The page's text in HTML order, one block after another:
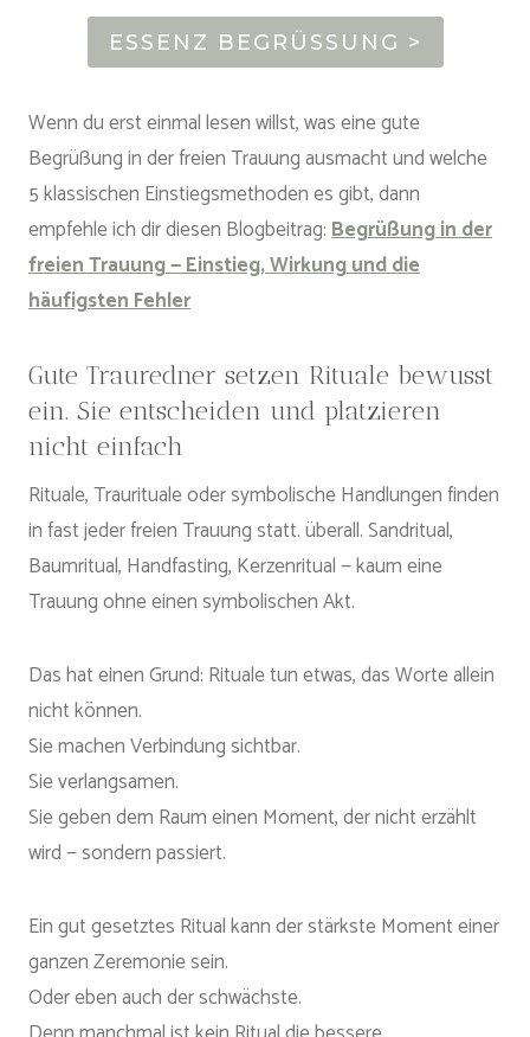
ESSENZ BEGRÜSSUNG >
Wenn du erst einmal lesen willst, was eine gute
Begrüßung in der freien Trauung ausmacht und welche
5 klassischen Einstiegsmethoden es gibt, dann
empfehle ich dir diesen Blogbeitrag:Begrüßung in der
freien Trauung — Einstieg, Wirkung und die
häufigsten Fehler
Gute Trauredner setzen Rituale bewusst
ein. Sie entscheiden und platzieren
nicht einfach
Rituale, Traurituale oder symbolische Handlungen finden
in fast jeder freien Trauung statt. überall. Sandritual,
Baumritual, Handfasting, Kerzenritual — kaum eine
Trauung ohne einen symbolischen Akt.
Das hat einen Grund: Rituale tun etwas, das Worte allein
nicht können.
Sie machen Verbindung sichtbar.
Sie verlangsamen.
Sie geben dem Raum einen Moment, der nicht erzählt
wird — sondern passiert.
Ein gut gesetztes Ritual kann der stärkste Moment einer
ganzen Zeremonie sein.
Oder eben auch der schwächste.